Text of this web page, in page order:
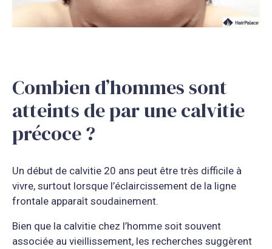
Combien d’hommes sont
atteints de par une calvitie
précoce ?
Un début de calvitie 20 ans peut être très difficile à
vivre, surtout lorsque l’éclaircissement de la ligne
frontale apparaît soudainement.
Bien que la calvitie chez l’homme soit souvent
associée au vieillissement, les recherches suggèrent